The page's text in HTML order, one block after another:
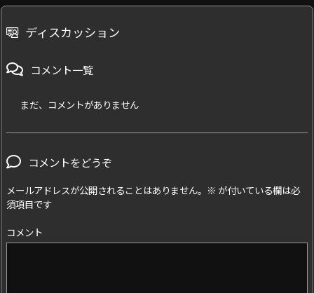
ディスカッション
コメント一覧
まだ、コメントがありません
コメントをどうぞ
メールアドレスが公開されることはありません。 ※ が付いている欄は必
須項目です
コメント